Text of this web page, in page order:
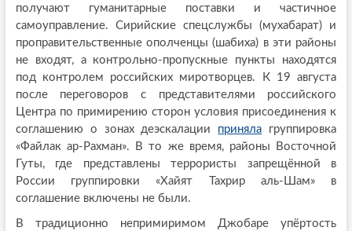
получают гуманитарные поставки и частичное
самоуправление. Сирийские спецслужбы (мухабарат) и
проправительственные ополченцы (шабиха) в эти районы
не входят, а контрольно-пропускные пункты находятся
под контролем российских миротворцев. К 19 августа
после переговоров с представителями российского
Центра по примирению сторон условия присоединения к
соглашению о зонах деэскалации приняла группировка
«Файлак ар-Рахман». В то же время, районы Восточной
Гуты, где представлены террористы запрещённой в
России группировки «Хайят Тахрир аль-Шам» в
соглашение включены не были.
В традиционно непримиримом Джобаре упёртость